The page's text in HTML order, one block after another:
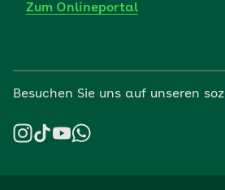
Zum Onlineportal
Besuchen Sie uns auf unseren